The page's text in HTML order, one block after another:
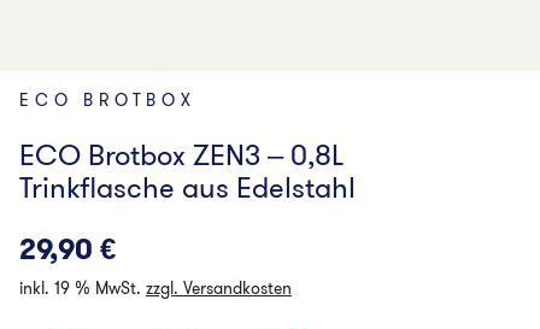
ECO BROTBOX
ECO Brotbox ZEN3 – 0,8L
Trinkflasche aus Edelstahl
29,90 €
inkl. 19 % MwSt. zzgl. Versandkosten